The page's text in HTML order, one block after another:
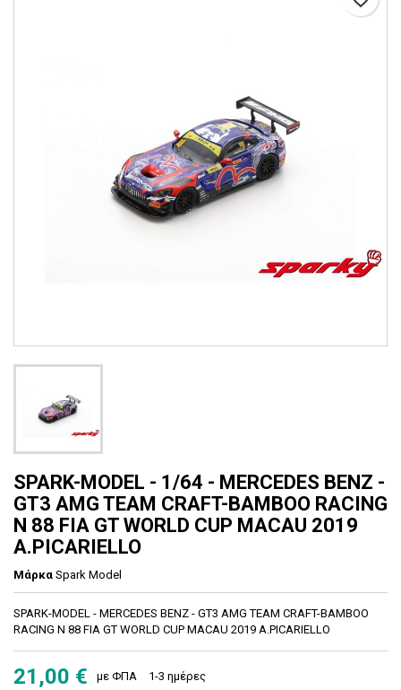
SPARK-MODEL - 1/64 - MERCEDES BENZ -
GT3 AMG TEAM CRAFT-BAMBOO RACING
N 88 FIA GT WORLD CUP MACAU 2019
A.PICARIELLO
Μάρκα Spark Model
SPARK-MODEL - MERCEDES BENZ - GT3 AMG TEAM CRAFT-BAMBOO
RACING N 88 FIA GT WORLD CUP MACAU 2019 A.PICARIELLO
21,00 € με ΦΠΑ 1-3 ημέρες